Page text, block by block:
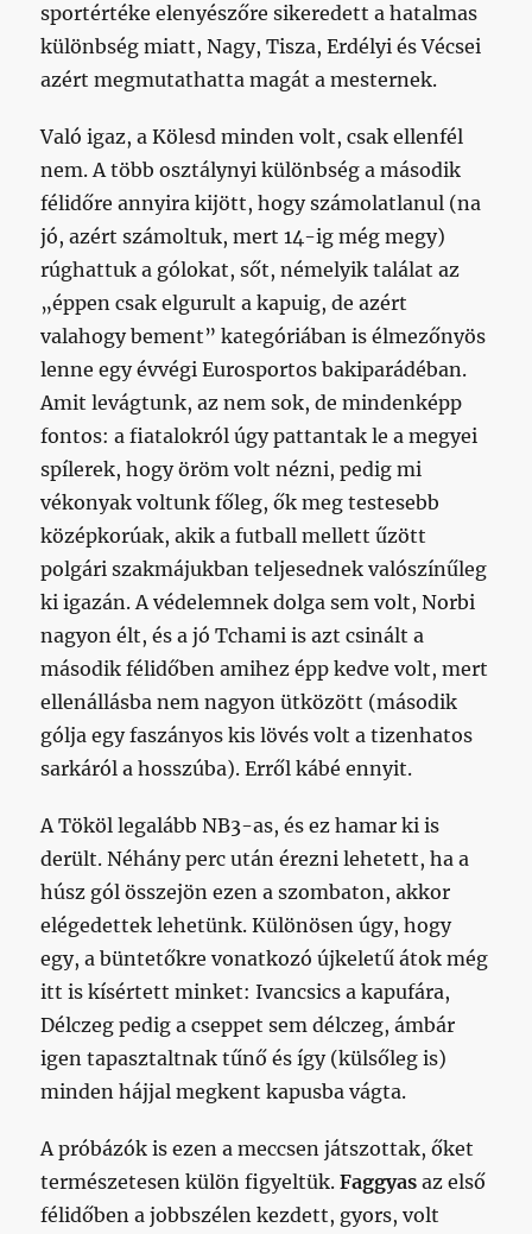
sportértéke elenyészőre sikeredett a hatalmas
különbség miatt, Nagy, Tisza, Erdélyi és Vécsei
azért megmutathatta magát a mesternek.
Való igaz, a Kölesd minden volt, csak ellenfél
nem. A több osztálynyi különbség a második
félidőre annyira kijött, hogy számolatlanul (na
jó, azért számoltuk, mert 14-ig még megy)
rúghattuk a gólokat, sőt, némelyik találat az
„éppen csak elgurult a kapuig, de azért
valahogy bement” kategóriában is élmezőnyös
lenne egy évvégi Eurosportos bakiparádéban.
Amit levágtunk, az nem sok, de mindenképp
fontos: a fiatalokról úgy pattantak le a megyei
spílerek, hogy öröm volt nézni, pedig mi
vékonyak voltunk főleg, ők meg testesebb
középkorúak, akik a futball mellett űzött
polgári szakmájukban teljesednek valószínűleg
ki igazán. A védelemnek dolga sem volt, Norbi
nagyon élt, és a jó Tchami is azt csinált a
második félidőben amihez épp kedve volt, mert
ellenállásba nem nagyon ütközött (második
gólja egy faszányos kis lövés volt a tizenhatos
sarkáról a hosszúba). Erről kábé ennyit.
A Tököl legalább NB3-as, és ez hamar ki is
derült. Néhány perc után érezni lehetett, ha a
húsz gól összejön ezen a szombaton, akkor
elégedettek lehetünk. Különösen úgy, hogy
egy, a büntetőkre vonatkozó újkeletű átok még
itt is kísértett minket: Ivancsics a kapufára,
Délczeg pedig a cseppet sem délczeg, ámbár
igen tapasztaltnak tűnő és így (külsőleg is)
minden hájjal megkent kapusba vágta.
A próbázók is ezen a meccsen játszottak, őket
természetesen külön figyeltük.Faggyas az első
félidőben a jobbszélen kezdett, gyors, volt